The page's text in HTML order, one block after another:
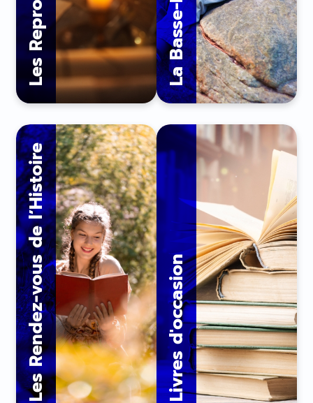
Les Rendez-vous de l’Histoire Livres d'occasion